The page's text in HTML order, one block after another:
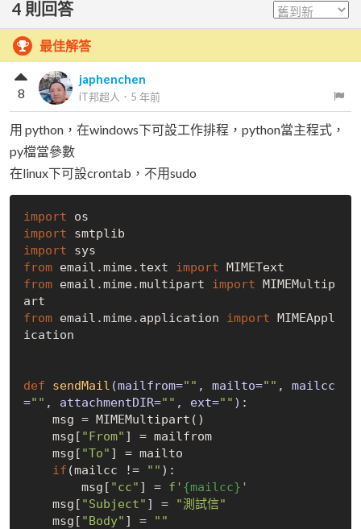
4 則回答
最佳解答
japhenchen
iT邦超人 ． 5 年前
8
用 python，在windows下可設工作排程，python當主程式，
py檔當參數
在linux下可設crontab，不用sudo
import
import
import
from email.mime.text import
from email.mime.multipart import MIMEMultip
from email.mime.application import MIMEAppl
ication
def sendMail (mailfrom="" , mailto="" , mailcc
="" , attachmentDIR="" , ext="" ) :
    msg[
"From" ] = mailfrom
    msg[
"To" ] = mailto
if (mailcc != "" ):
        msg[
"cc" ] = f' {mailcc} '
    msg[
"Subject" ] =
"測試信"
    msg[
"Body" ] =
""